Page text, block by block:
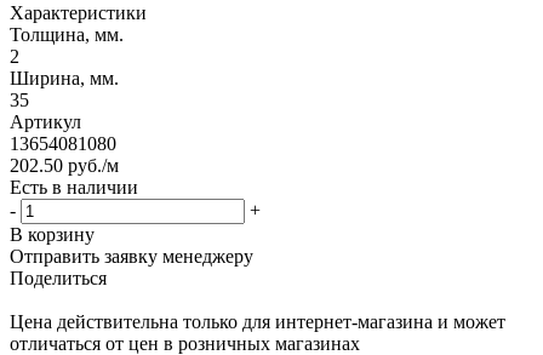
Характеристики
Толщина, мм.
2
Ширина, мм.
35
Артикул
13654081080
202.50 руб./м
Есть в наличии
-
+
В корзину
Отправить заявку менеджеру
Поделиться
Цена действительна только для интернет-магазина и может
отличаться от цен в розничных магазинах